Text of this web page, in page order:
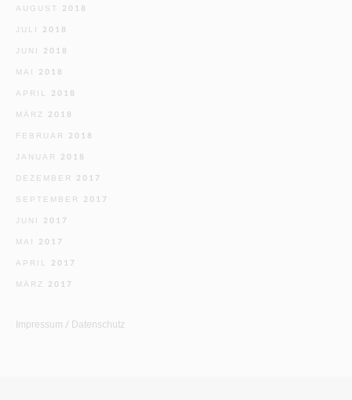
AUGUST 2018
JULI 2018
JUNI 2018
MAI 2018
APRIL 2018
MÄRZ 2018
FEBRUAR 2018
JANUAR 2018
DEZEMBER 2017
SEPTEMBER 2017
JUNI 2017
MAI 2017
APRIL 2017
MÄRZ 2017
Impressum / Datenschutz